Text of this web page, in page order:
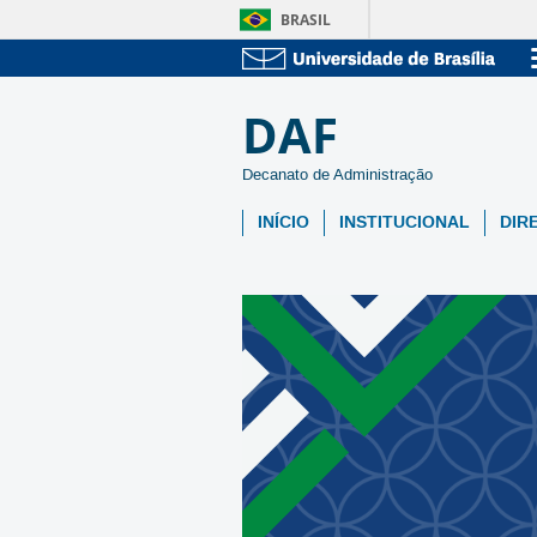
BRASIL
DAF
Decanato de Administração
INÍCIO INSTITUCIONAL